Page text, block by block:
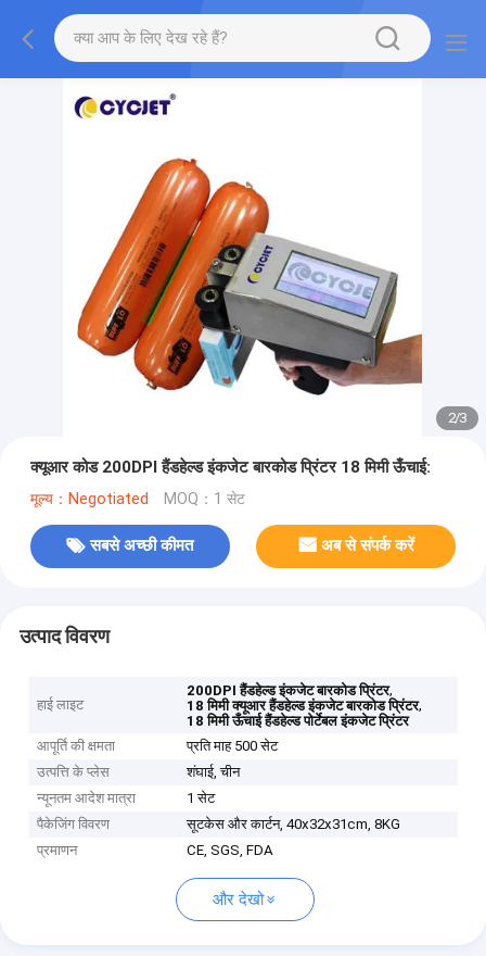
2/3
क्यूआर कोड 200DPI हैंडहेल्ड इंकजेट बारकोड प्रिंटर 18 मिमी ऊँचाई:
मूल्य：Negotiated MOQ：1 सेट
सबसे अच्छी कीमत अब से संपर्क करें
उत्पाद विवरण
हाई लाइट
200DPI हैंडहेल्ड इंकजेट बारकोड प्रिंटर,
18 मिमी क्यूआर हैंडहेल्ड इंकजेट बारकोड प्रिंटर,
18 मिमी ऊँचाई हैंडहेल्ड पोर्टेबल इंकजेट प्रिंटर
आपूर्ति की क्षमता
प्रति माह 500 सेट
उत्पत्ति के प्लेस
शंघाई, चीन
न्यूनतम आदेश मात्रा
1 सेट
पैकेजिंग विवरण
सूटकेस और कार्टन, 40x32x31cm, 8KG
प्रमाणन
CE, SGS, FDA
और देखो